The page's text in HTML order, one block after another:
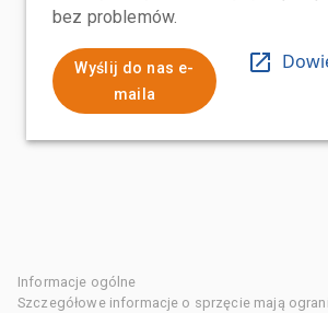
bez problemów.
Wyślij do nas e-
maila
Informacje ogólne
Szczegółowe informacje o sprzęcie mają